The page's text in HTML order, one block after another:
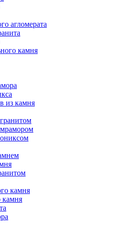
агломерата
камня
из камня
камня
камня